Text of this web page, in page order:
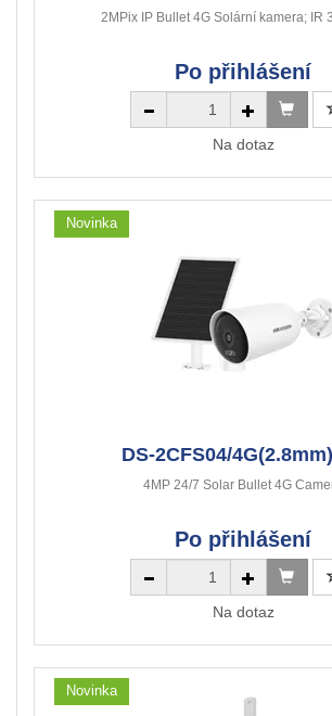
2MPix IP Bullet 4G Solární kamera; IR
Po přihlášení
Na dotaz
Novinka
DS-2CFS04/
4MP 24/7 Solar Bullet 4G
Po přihlášení
Na dotaz
Novinka